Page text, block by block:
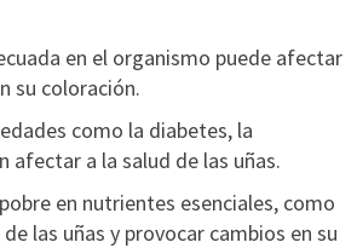
en el organismo puede afectar
su coloración.
como la diabetes, la
a la salud de las uñas.
en nutrientes esenciales, como
las uñas y provocar cambios en su